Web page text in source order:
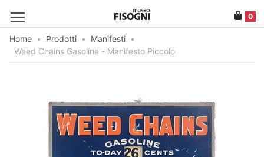
0
Home • Prodotti • Manifesti •
Weed Chains Gasoline - Manifesto Piccolo